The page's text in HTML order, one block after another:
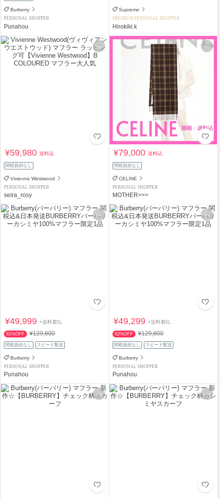
Burberry
PERSONAL SHOPPER
Punahou
Supreme
PREMIUM PERSONAL SHOPPER
Hirokiki.k
¥59,980送料込
関税負担なし
Vivienne Westwood
PERSONAL SHOPPER
seira_rosy
¥79,000送料込
関税負担なし
CELINE
PERSONAL SHOPPER
MOTHER>>>
¥49,999+送料着払
61%OFF ¥129,800
関税負担なし スピード配送
Burberry
PERSONAL SHOPPER
Punahou
¥49,299+送料着払
62%OFF ¥129,800
関税負担なし スピード配送
Burberry
PERSONAL SHOPPER
Punahou